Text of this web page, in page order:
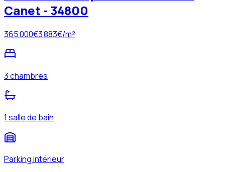
Canet - 34800
365 000€3 883€/m²
3 chambres
1 salle de bain
Parking intérieur